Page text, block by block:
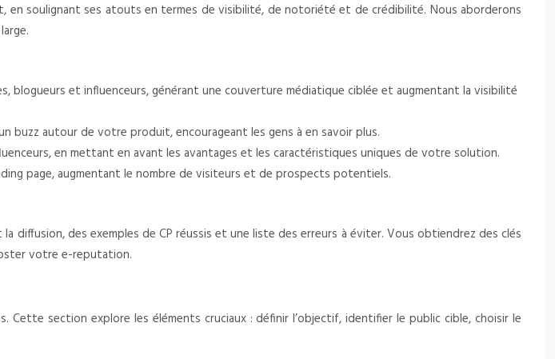
soulignant ses atouts en termes de visibilité, de notoriété et de crédibilité. Nous aborderons
et influenceurs, générant une couverture médiatique ciblée et augmentant la visibilité
buzz autour de votre produit, encourageant les gens à en savoir plus.
en mettant en avant les avantages et les caractéristiques uniques de votre solution.
page, augmentant le nombre de visiteurs et de prospects potentiels.
diffusion, des exemples de CP réussis et une liste des erreurs à éviter. Vous obtiendrez des clés
votre e-reputation.
section explore les éléments cruciaux : définir l’objectif, identifier le public cible, choisir le